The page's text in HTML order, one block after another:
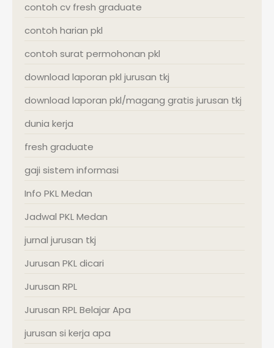
contoh cv fresh graduate
contoh harian pkl
contoh surat permohonan pkl
download laporan pkl jurusan tkj
download laporan pkl/magang gratis jurusan tkj
dunia kerja
fresh graduate
gaji sistem informasi
Info PKL Medan
Jadwal PKL Medan
jurnal jurusan tkj
Jurusan PKL dicari
Jurusan RPL
Jurusan RPL Belajar Apa
jurusan si kerja apa